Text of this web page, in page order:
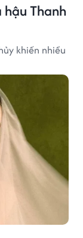
Thanh
khiến nhiều